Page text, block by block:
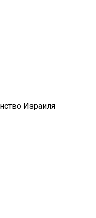
Израиля